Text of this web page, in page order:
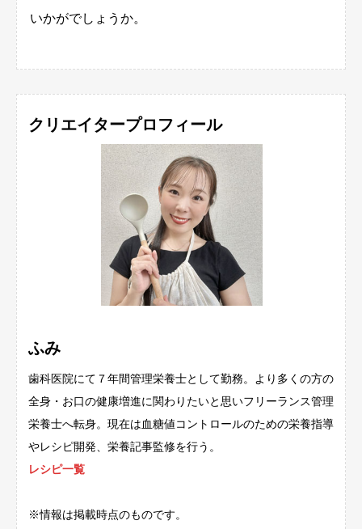
いかがでしょうか。
クリエイタープロフィール
ふみ
歯科医院にて７年間管理栄養士として勤務。より多くの方の
全身・お口の健康増進に関わりたいと思いフリーランス管理
栄養士へ転身。現在は血糖値コントロールのための栄養指導
やレシピ開発、栄養記事監修を行う。
レシピ一覧
※情報は掲載時点のものです。